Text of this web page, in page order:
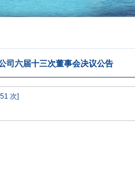
司六届十三次董事会决议公告
次]